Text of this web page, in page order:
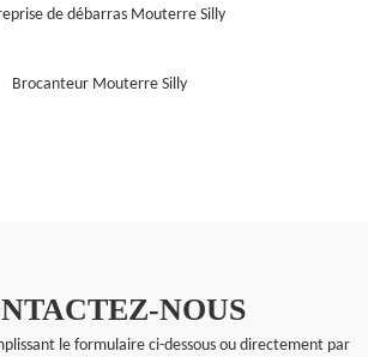
de débarras Mouterre Silly
Brocanteur Mouterre Silly
NOUS
le formulaire ci-dessous ou directement par